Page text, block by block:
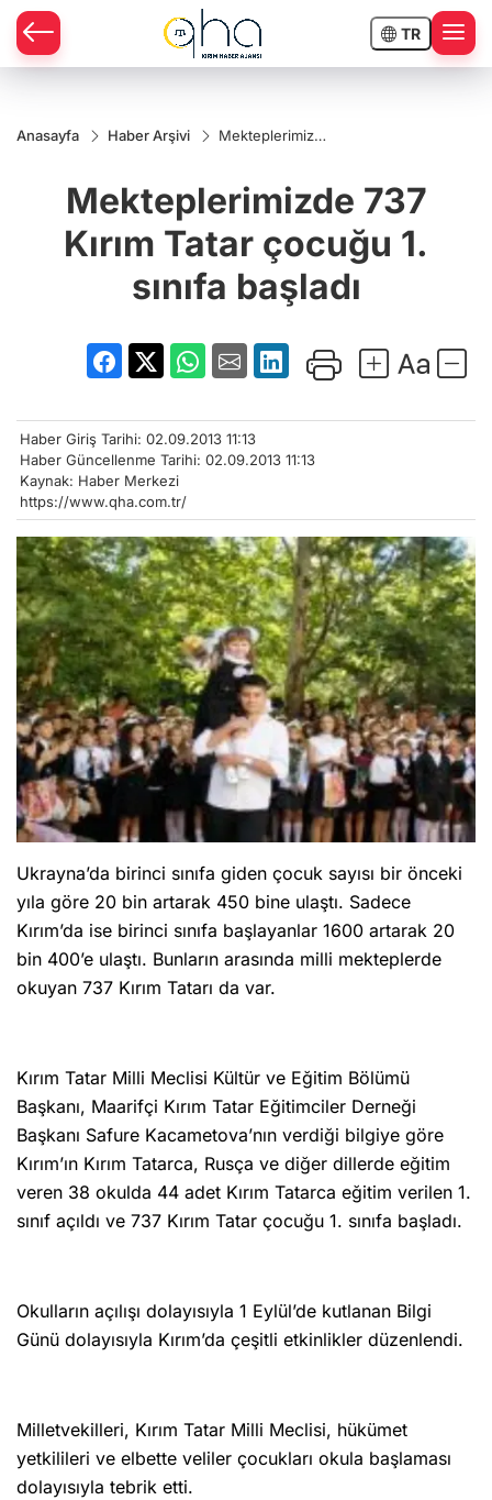
TR
Anasayfa Haber Arşivi
Mekteplerimizde
başladı
Mekteplerimizde 737
Kırım Tatar çocuğu 1.
sınıfa başladı
Haber Giriş Tarihi: 02.09.2013 11:13
Haber Güncellenme Tarihi: 02.09.2013 11:13
Kaynak: Haber Merkezi
https://www.qha.com.tr/
Ukrayna’da birinci sınıfa giden çocuk sayısı bir önceki
yıla göre 20 bin artarak 450 bine ulaştı. Sadece
Kırım’da ise birinci sınıfa başlayanlar 1600 artarak 20
bin 400’e ulaştı. Bunların arasında milli mekteplerde
okuyan 737 Kırım Tatarı da var.
Kırım Tatar Milli Meclisi Kültür ve Eğitim Bölümü
Başkanı, Maarifçi Kırım Tatar Eğitimciler Derneği
Başkanı Safure Kacametova’nın verdiği bilgiye göre
Kırım’ın Kırım Tatarca, Rusça ve diğer dillerde eğitim
veren 38 okulda 44 adet Kırım Tatarca eğitim verilen 1.
sınıf açıldı ve 737 Kırım Tatar çocuğu 1. sınıfa başladı.
Okulların açılışı dolayısıyla 1 Eylül’de kutlanan Bilgi
Günü dolayısıyla Kırım’da çeşitli etkinlikler düzenlendi.
Milletvekilleri, Kırım Tatar Milli Meclisi, hükümet
yetkilileri ve elbette veliler çocukları okula başlaması
dolayısıyla tebrik etti.